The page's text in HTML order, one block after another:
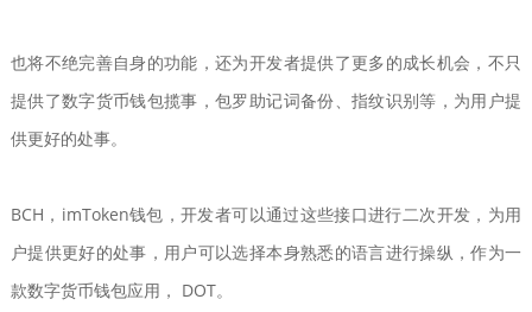
也将不绝完善自身的功能，还为开发者提供了更多的成长机会，不只
提供了数字货币钱包揽事，包罗助记词备份、指纹识别等，为用户提
供更好的处事。
BCH，imToken钱包，开发者可以通过这些接口进行二次开发，为用
户提供更好的处事，用户可以选择本身熟悉的语言进行操纵，作为一
款数字货币钱包应用， DOT。